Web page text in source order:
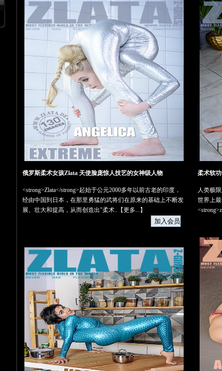
俄罗斯柔术女孩Zlata 天使脸庞惊人技艺的女神级人物
<strong>Zlata</strong>起始于公元2000多年以前古老的印度，
经由中国到日本，在那里勇猛的武将们在原来的基础上不断发
展、壮大和提高，从而创造出"柔术..【更多... 】
柔术软
人类极
世界上